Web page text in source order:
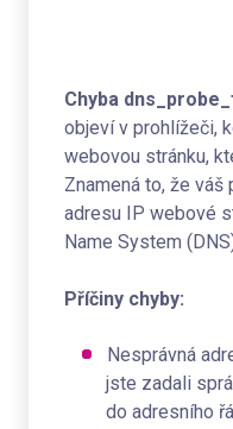
Chyba
objeví v prohlížeči,
webovou stránku,
Znamená to, že
adresu IP webové
Name System
Příčiny chyby:
Nesprávná
jste zadali
do adresního